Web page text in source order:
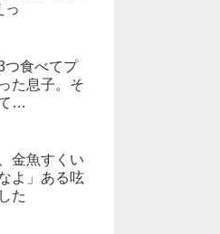
っ
つ食べてプ
た息子。そ
…
金魚すくい
よ」ある呟
た